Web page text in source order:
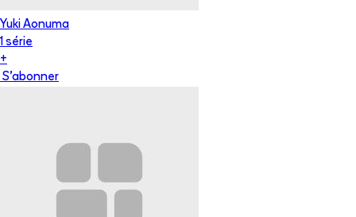
Yuki Aonuma
1 série
+
S'abonner